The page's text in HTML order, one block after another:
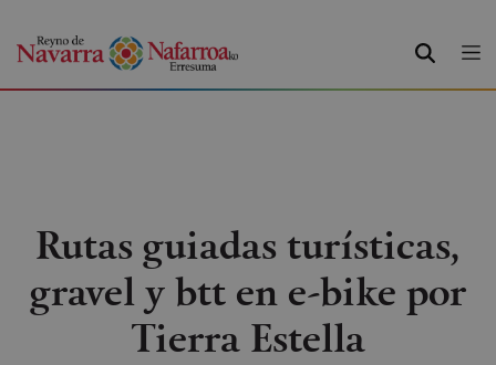
BUSCAR
Rutas guiadas turísticas,
gravel y btt en e-bike por
Tierra Estella